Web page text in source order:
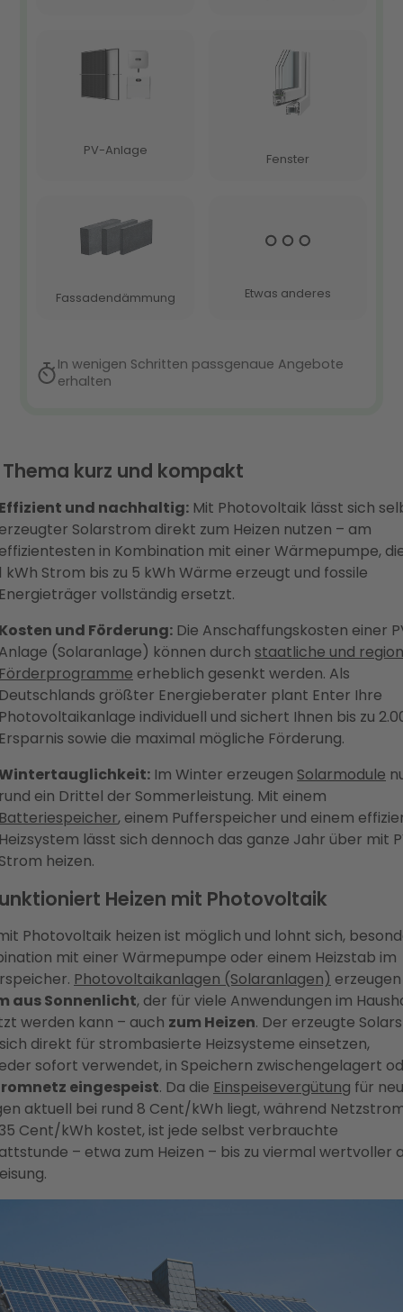
Thema kurz und kompakt
und nachhaltig: Mit Photovoltaik lässt sich
Solarstrom direkt zum Heizen nutzen – am
in Kombination mit einer Wärmepumpe,
kWh Strom bis zu 5 kWh Wärme erzeugt und fossile
vollständig ersetzt.
und Förderung: Die Anschaffungskosten einer
(Solaranlage) können durch staatliche und
erheblich gesenkt werden. Als
größter Energieberater plant Enter Ihre
individuell und sichert Ihnen bis zu
sowie die maximal mögliche Förderung.
Im Winter erzeugen Solarmodule
ein Drittel der Sommerleistung. Mit einem
, einem Pufferspeicher und einem
lässt sich dennoch das ganze Jahr über mit
heizen.
Heizen mit Photovoltaik
Photovoltaik heizen ist möglich und lohnt sich,
mit einer Wärmepumpe oder einem Heizstab im
Photovoltaikanlagen (Solaranlagen) erzeugen
aus Sonnenlicht, der für viele Anwendungen im
werden kann – auch zum Heizen. Der erzeugte
direkt für strombasierte Heizsysteme einsetzen,
sofort verwendet, in Speichern zwischengelagert
eingespeist. Da die Einspeisevergütung für
aktuell bei rund 8 Cent/kWh liegt, während
Cent/kWh kostet, ist jede selbst verbrauchte
– etwa zum Heizen – bis zu viermal wertvoller